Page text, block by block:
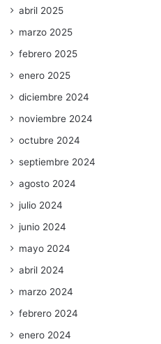
abril 2025
marzo 2025
febrero 2025
enero 2025
diciembre 2024
noviembre 2024
octubre 2024
septiembre 2024
agosto 2024
julio 2024
junio 2024
mayo 2024
abril 2024
marzo 2024
febrero 2024
enero 2024